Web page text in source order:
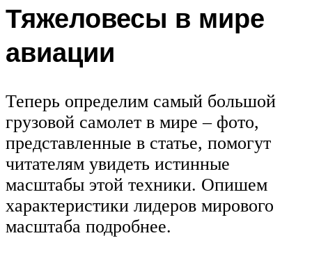
Тяжеловесы в мире
авиации
Теперь определим самый большой
грузовой самолет в мире – фото,
представленные в статье, помогут
читателям увидеть истинные
масштабы этой техники. Опишем
характеристики лидеров мирового
масштаба подробнее.